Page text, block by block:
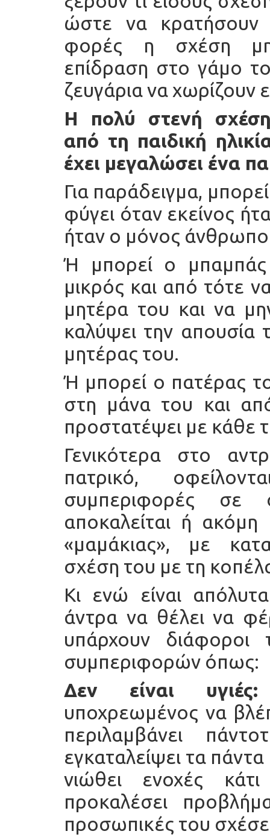
ώστε να κρατήσουν
φορές η σχέση
επίδραση στο γάμο
ζευγάρια να χωρίζουν
Η πολύ στενή σχέση
από τη παιδική
έχει μεγαλώσει ένα
Για παράδειγμα,
φύγει όταν εκείνος
ήταν ο μόνος
Ή μπορεί ο
μικρός και από τότε
μητέρα του και να
καλύψει την
μητέρας του.
Ή μπορεί ο πατέρας
στη μάνα του και
προστατέψει με κάθε
Γενικότερα στο
πατρικό,
συμπεριφορές σε
αποκαλείται ή
«μαμάκιας», με
σχέση του με τη
Κι ενώ είναι
άντρα να θέλει να
υπάρχουν διάφοροι
συμπεριφορών όπως:
Δεν είναι υγιές:
υποχρεωμένος να
περιλαμβάνει
εγκαταλείψει τα
νιώθει ενοχές
προκαλέσει
προσωπικές του